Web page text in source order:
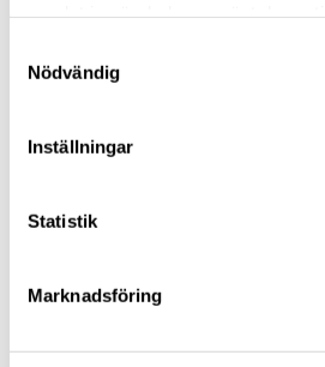
Nödvändig
Inställningar
Statistik
Marknadsföring
Focus on your